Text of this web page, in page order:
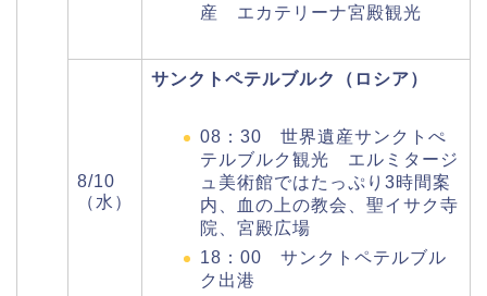
産 エカテリーナ宮殿観光
8/10
（水）
サンクトペテルブルク（ロシア）
08：30 世界遺産サンクトぺ
テルブルク観光 エルミタージ
ュ美術館ではたっぷり3時間案
内、血の上の教会、聖イサク寺
院、宮殿広場
18：00 サンクトペテルブル
ク出港